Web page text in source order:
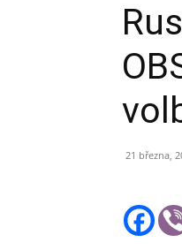
21 března,